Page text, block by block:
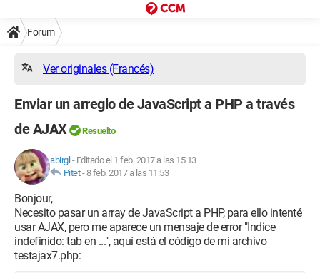
Forum
Ver originales (Francés)
Enviar un arreglo de JavaScript a PHP a través
de AJAX
Resuelto
abirgl - Editado el 1 feb. 2017 a las 15:13
Pitet-8 feb. 2017 a las 11:53
Bonjour,
Necesito pasar un array de JavaScript a PHP, para ello intenté
usar AJAX, pero me aparece un mensaje de error "Indice
indefinido: tab en ...", aquí está el código de mi archivo
testajax7.php: